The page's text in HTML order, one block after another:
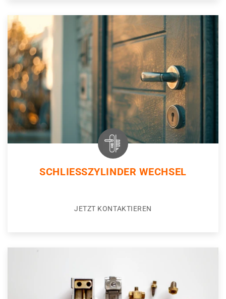
SCHLIESSZYLINDER WECHSEL
JETZT KONTAKTIEREN